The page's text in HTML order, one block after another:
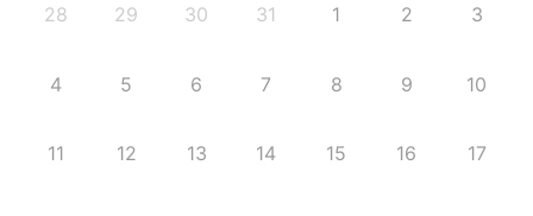
28 29 30 31 1 2 3
4 5 6 7 8 9 10
11 12 13 14 15 16 17